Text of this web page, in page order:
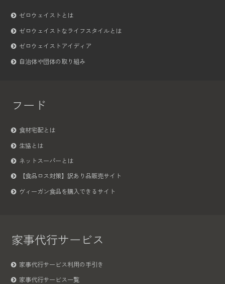
ゼロウェイストとは
ゼロウェイストなライフスタイルとは
ゼロウェイストアイディア
自治体や団体の取り組み
フード
食材宅配とは
生協とは
ネットスーパーとは
【食品ロス対策】訳あり品販売サイト
ヴィーガン食品を購入できるサイト
家事代行サービス
家事代行サービス利用の手引き
家事代行サービス一覧